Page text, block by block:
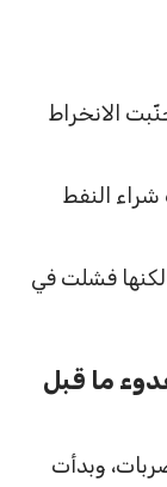
الانخراط
النفط
لكنها فشلت في
هدوء ما قبل
الضربات، وبدأت